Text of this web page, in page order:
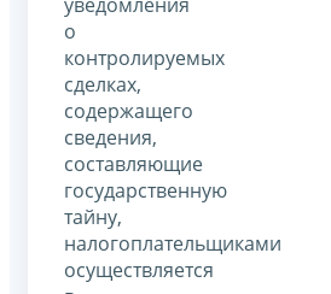
о
контролируемых
сделках,
содержащего
сведения,
составляющие
государственную
тайну,
налогоплательщиками
осуществляется